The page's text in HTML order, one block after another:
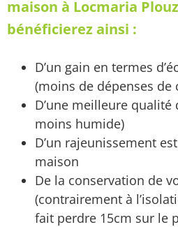
maison à Locmaria
bénéficierez ainsi :
D’un gain en termes
(moins de dépenses de
D’une meilleure
moins humide)
D’un rajeunissement
maison
De la conservation de
(contrairement à
fait perdre 15cm sur le